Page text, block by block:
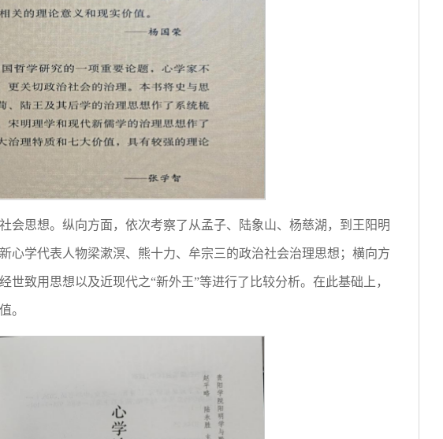
会思想。纵向方面，依次考察了从孟子、陆象山、杨慈湖，到王阳明
心学代表人物梁漱溟、熊十力、牟宗三的政治社会治理思想；横向方
致用思想以及近现代之“新外王”等进行了比较分析。在此基础上，
。